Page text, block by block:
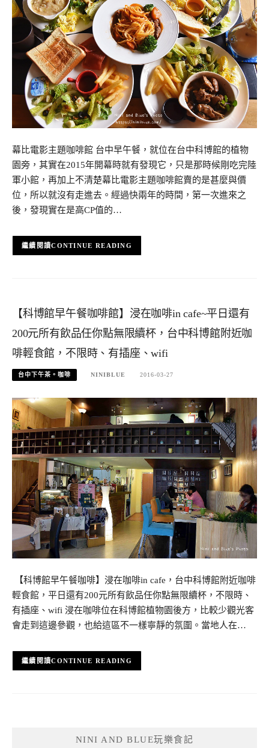
幕比電影主題咖啡館 台中早午餐，就位在台中科博館的植物
園旁，其實在2015年開幕時就有發現它，只是那時候剛吃完陸
軍小館，再加上不清楚幕比電影主題咖啡館賣的是甚麼與價
位，所以就沒有走進去。經過快兩年的時間，第一次進來之
後，發現實在是高CP值的…
CONTINUE READING
【科博館早午餐咖啡館】浸在咖啡in cafe~平日還有
200元所有飲品任你點無限續杯，台中科博館附近咖
啡輕食館，不限時、有插座、wifi
台中下午茶。咖啡 NINIBLUE 2016-03-27
【科博館早午餐咖啡】浸在咖啡in cafe，台中科博館附近咖啡
輕食館，平日還有200元所有飲品任你點無限續杯，不限時、
有插座、wifi 浸在咖啡位在科博館植物園後方，比較少觀光客
會走到這邊參觀，也給這區不一樣寧靜的氛圍。當地人在…
CONTINUE READING
NINI AND BLUE玩樂食記